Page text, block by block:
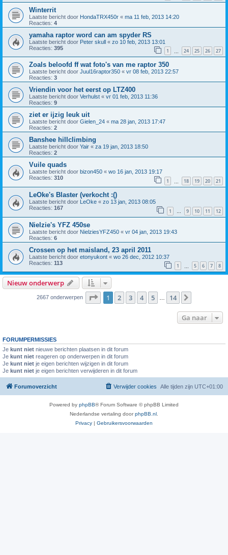
Winterrit
Laatste bericht door HondaTRX450r « ma 11 feb, 2013 14:20
Reacties: 4
yamaha raptor word can am spyder RS
Laatste bericht door Peter skull « zo 10 feb, 2013 13:01
Reacties: 395 1 24 25 26 27
Zoals beloofd ff wat foto's van me raptor 350
Laatste bericht door Juul16raptor350 « vr 08 feb, 2013 22:57
Reacties: 3
Vriendin voor het eerst op LTZ400
Laatste bericht door Verhulst « vr 01 feb, 2013 11:36
Reacties: 9
ziet er ijzig leuk uit
Laatste bericht door Gielen_24 « ma 28 jan, 2013 17:47
Reacties: 2
Banshee hillclimbing
Laatste bericht door Yair « za 19 jan, 2013 18:50
Reacties: 2
Vuile quads
Laatste bericht door bizon450 « wo 16 jan, 2013 19:17
Reacties: 310 1 18 19 20 21
LeOke's Blaster (verkocht :()
Laatste bericht door LeOke « zo 13 jan, 2013 08:05
Reacties: 167 1 … 9 10 11 12
Nielzie's YFZ 450se
Laatste bericht door NielziesYFZ450 « vr 04 jan, 2013 19:43
Reacties: 6
Crossen op het maisland, 23 april 2011
Laatste bericht door etonyukont « wo 26 dec, 2012 10:37
Reacties: 113 1 5 6 7 8
Nieuw onderwerp
2667 onderwerpen Pagina van 14
1 2 3 4 5 14
Ga naar
FORUMPERMISSIES
Je kunt niet nieuwe berichten plaatsen in dit forum
Je kunt niet reageren op onderwerpen in dit forum
Je kunt niet je eigen berichten wijzigen in dit forum
Je kunt niet je eigen berichten verwijderen in dit forum
Forumoverzicht Alle tijden zijn UTC+01:00
Verwijder cookies
Powered by phpBB® Forum Software © phpBB Limited
Nederlandse vertaling doorphpBB.nl
Privacy | Gebruikersvoorwaarden